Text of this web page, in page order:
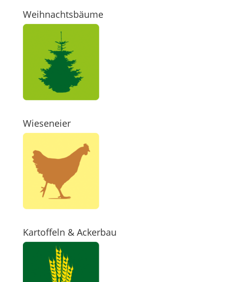
Weihnachtsbäume
Wieseneier
Kartoffeln & Ackerbau